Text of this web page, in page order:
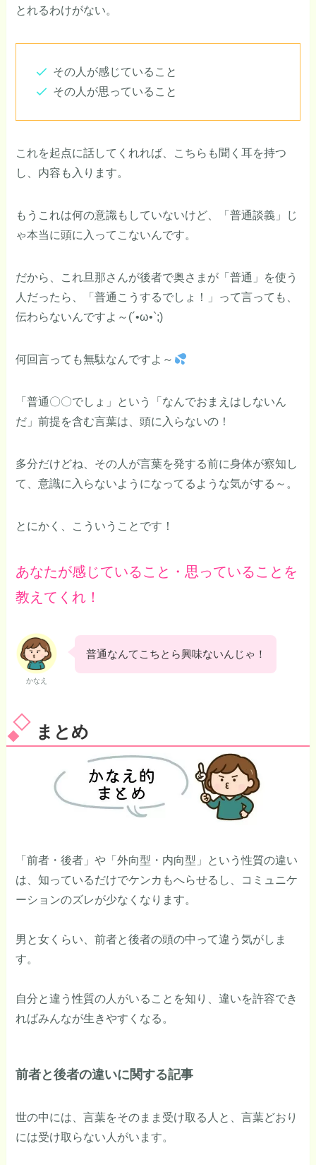
とれるわけがない。
その人が感じていること
その人が思っていること
これを起点に話してくれれば、こちらも聞く耳を持つ
し、内容も入ります。
もうこれは何の意識もしていないけど、「普通談義」じ
ゃ本当に頭に入ってこないんです。
だから、これ旦那さんが後者で奥さまが「普通」を使う
人だったら、「普通こうするでしょ！」って言っても、
伝わらないんですよ～(´•ω•`;)
何回言っても無駄なんですよ～
「普通〇〇でしょ」という「なんでおまえはしないん
だ」前提を含む言葉は、頭に入らないの！
多分だけどね、その人が言葉を発する前に身体が察知し
て、意識に入らないようになってるような気がする～。
とにかく、こういうことです！
あなたが感じていること・思っていることを
教えてくれ！
かなえ
普通なんてこちとら興味ないんじゃ！
まとめ
「前者・後者」や「外向型・内向型」という性質の違い
は、知っているだけでケンカもへらせるし、コミュニケ
ーションのズレが少なくなります。
男と女くらい、前者と後者の頭の中って違う気がしま
す。
自分と違う性質の人がいることを知り、違いを許容でき
ればみんなが生きやすくなる。
前者と後者の違いに関する記事
世の中には、言葉をそのまま受け取る人と、言葉どおり
には受け取らない人がいます。